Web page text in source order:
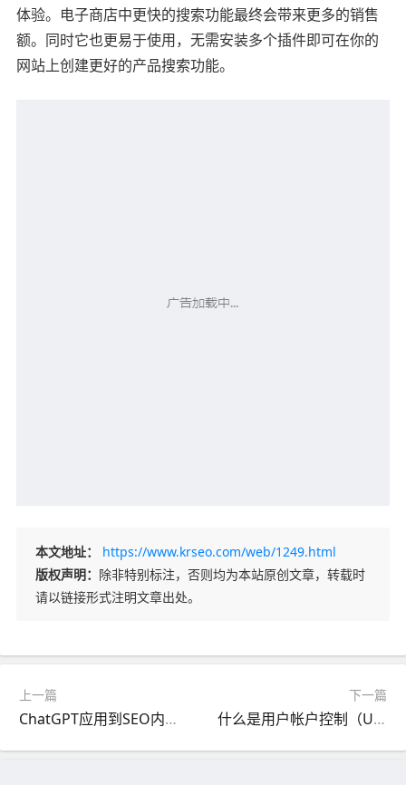
体验。电子商店中更快的搜索功能最终会带来更多的销售
额。同时它也更易于使用，无需安装多个插件即可在你的
网站上创建更好的产品搜索功能。
本文地址：
https://www.krseo.com/web/1249.html
版权声明： 除非特别标注，否则均为本站原创文章，转载时
请以链接形式注明文章出处。
上一篇
ChatGPT应用到SEO内容创作的优缺点
下一篇
什么是用户帐户控制（UAC）？